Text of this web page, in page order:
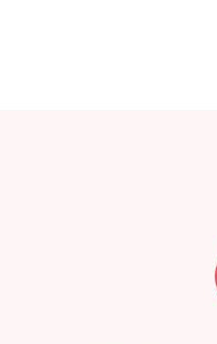
Start by trying our service for